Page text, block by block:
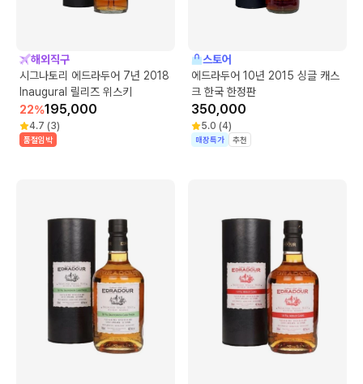
해외직구
시그나토리 에드라두어 7년 2018
Inaugural 릴리즈 위스키
22%195,000
4.7 (3)
품절임박
스토어
에드라두어 10년 2015 싱글 캐스
크 한국 한정판
350,000
5.0 (4)
매장특가 추천